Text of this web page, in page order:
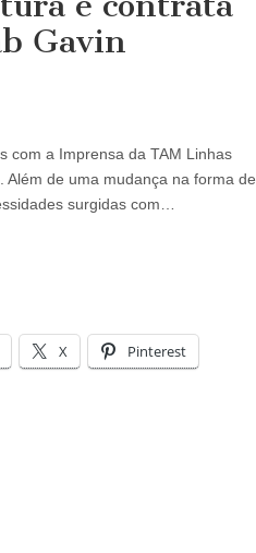
Gavin
com a Imprensa da TAM Linhas
de uma mudança na forma de
surgidas com…
X Pinterest